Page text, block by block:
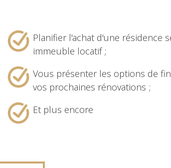
Planifier l'achat d'une résidence
immeuble locatif ;
Vous présenter les options de
vos prochaines rénovations ;
Et plus encore